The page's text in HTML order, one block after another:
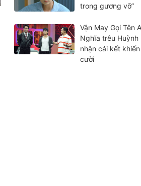
trong gương vỡ”
Vận May Gọi Tên
Nghĩa trêu Huỳnh
nhận cái kết
cười